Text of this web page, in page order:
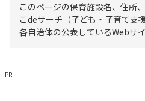
このページの保育施設名、住所
こdeサーチ（子ども・子育て支
各自治体の公表しているWebサ
PR